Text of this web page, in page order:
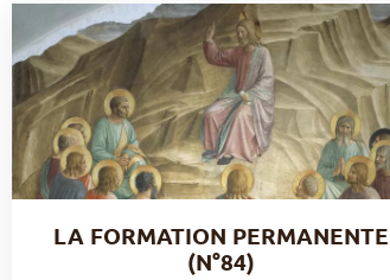
LA FORMATION PERMANENTE
(N°84)